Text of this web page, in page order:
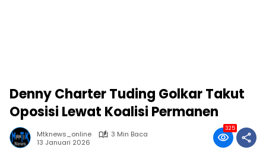
Denny Charter Tuding Golkar Takut
Oposisi Lewat Koalisi Permanen
Mtknews_online
3 Min Baca
13 Januari 2026
325